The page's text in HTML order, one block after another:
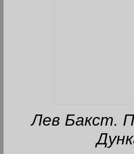
Лев Бакст.